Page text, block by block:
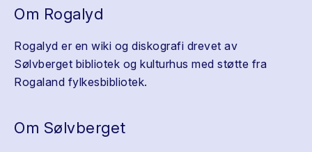
Om Rogalyd
Rogalyd er en wiki og diskografi drevet av
Sølvberget bibliotek og kulturhus med støtte fra
Rogaland fylkesbibliotek.
Om Sølvberget